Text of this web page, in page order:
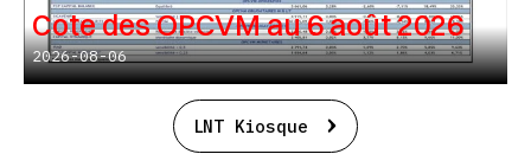
Cote des OPCVM au 6 août 2026
2026-08-06
LNT Kiosque